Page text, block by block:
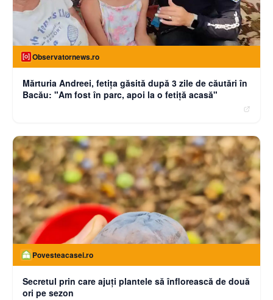
Observatornews.ro
Mărturia Andreei, fetiţa găsită după 3 zile de căutări în
Bacău: "Am fost în parc, apoi la o fetiţă acasă"
Povesteacasei.ro
Secretul prin care ajuți plantele să înflorească de două
ori pe sezon